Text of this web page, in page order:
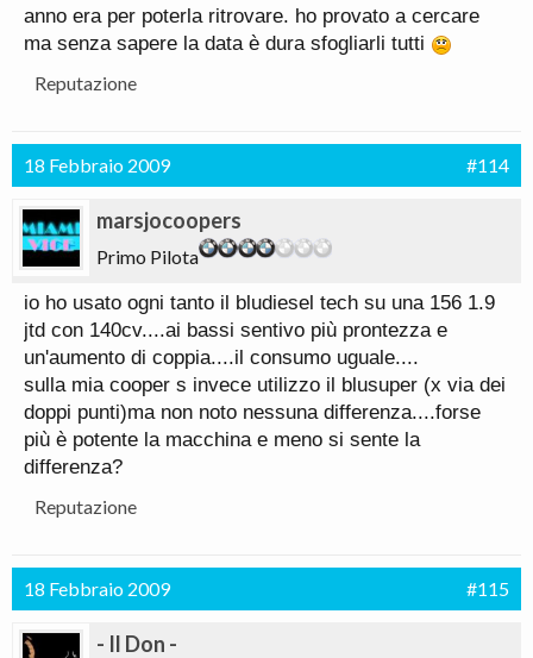
anno era per poterla ritrovare. ho provato a cercare
ma senza sapere la data è dura sfogliarli tutti
Reputazione
18 Febbraio 2009 #114
marsjocoopers
Primo Pilota
io ho usato ogni tanto il bludiesel tech su una 156 1.9
jtd con 140cv....ai bassi sentivo più prontezza e
un'aumento di coppia....il consumo uguale....
sulla mia cooper s invece utilizzo il blusuper (x via dei
doppi punti)ma non noto nessuna differenza....forse
più è potente la macchina e meno si sente la
differenza?
Reputazione
18 Febbraio 2009 #115
- Il Don -